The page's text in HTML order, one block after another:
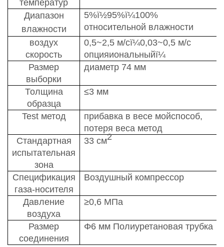
температур
Диапазон
влажности
5%ï½95%ï¼100%
относительной влажности
воздух
скорость
0,5~2,5 м/сï¼0,03~0,5 м/с
опцияиональныйï¼
Размер
выборки
диаметр 74 мм
Толщина
образца
≤3 мм
Testметод прибавка в весе мойспособ,
потеря веса метод
Стандартная
испытательная
зона
33 см2
Спецификация
газа-носителя
Воздушный компрессор
Давление
воздуха
≥0,6 МПа
Размер
соединения
Φ6 мм Полиуретановая трубка